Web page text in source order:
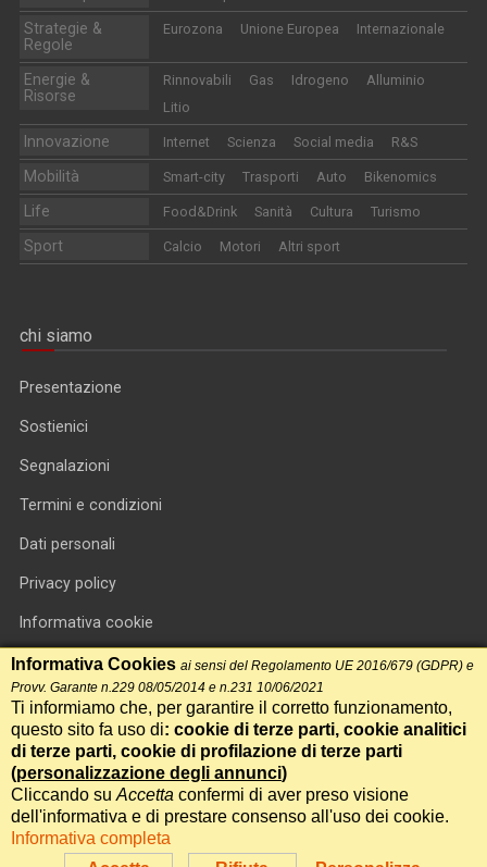
Strategie &
Regole
Eurozona Unione Europea Internazionale
Energie &
Risorse
Rinnovabili Gas Idrogeno
Alluminio
Litio
Innovazione Internet Scienza Social media R&S
Mobilità Smart-city Trasporti Auto Bikenomics
Life Food&Drink Sanità Cultura Turismo
Sport Calcio Motori Altri sport
chi siamo
Presentazione
Sostienici
Segnalazioni
Termini e condizioni
Dati personali
Privacy policy
Informativa cookie
RSS feed
RSS Top News
Contatti
International Communication S.r.l. • P.IVA 14478081004 • Testata
giornalistica n.191, reg. Tribunale di Roma del 14/12/2017
Informativa Cookies ai sensi del Regolamento UE 2016/679 (GDPR) e
Provv. Garante n.229 08/05/2014 e n.231 10/06/2021
Ti informiamo che, per garantire il corretto funzionamento,
questo sito fa uso di: cookie di terze parti, cookie analitici
di terze parti, cookie di profilazione di terze parti
(personalizzazione degli annunci)
Cliccando su Accetta confermi di aver preso visione
dell'informativa e di prestare consenso all'uso dei cookie.
Informativa completa